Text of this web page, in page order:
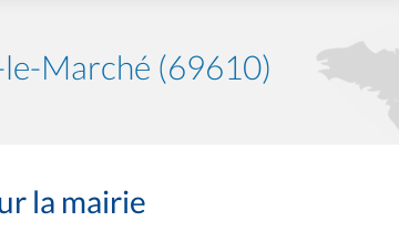
Marché (69610)
la mairie